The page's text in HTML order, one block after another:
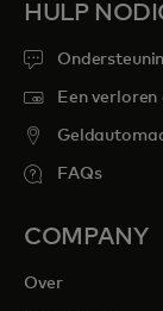
HULP
Een
FAQs
COMPANY
Over